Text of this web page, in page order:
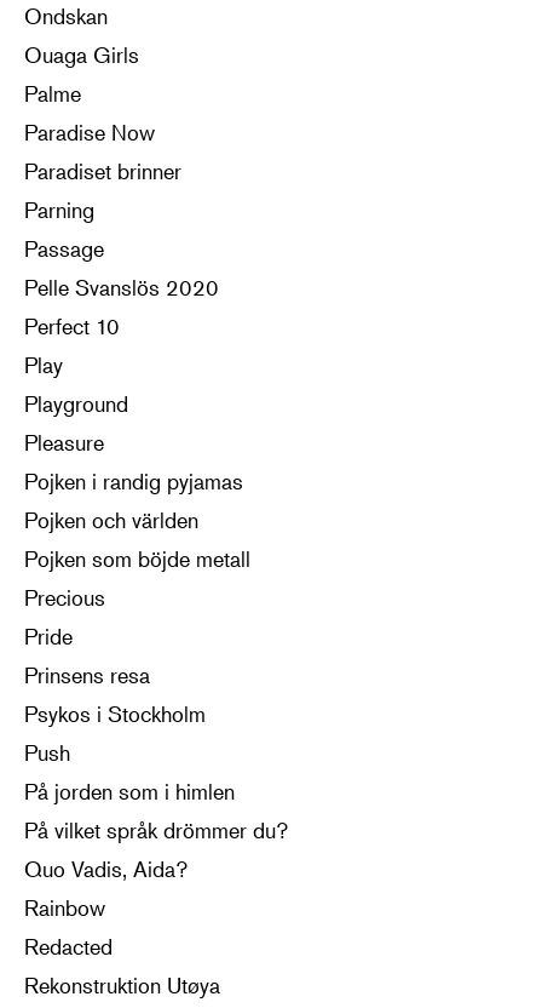
Ondskan
Ouaga Girls
Palme
Paradise Now
Paradiset brinner
Parning
Passage
Pelle Svanslös 2020
Perfect 10
Play
Playground
Pleasure
Pojken i randig pyjamas
Pojken och världen
Pojken som böjde metall
Precious
Pride
Prinsens resa
Psykos i Stockholm
Push
På jorden som i himlen
På vilket språk drömmer du?
Quo Vadis, Aida?
Rainbow
Redacted
Rekonstruktion Utøya